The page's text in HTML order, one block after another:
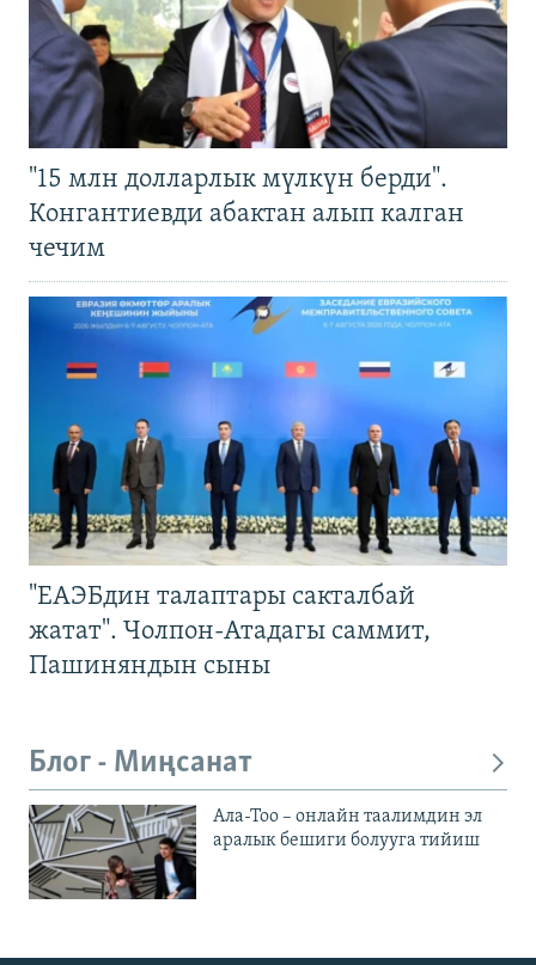
"15 млн долларлык мүлкүн берди".
Конгантиевди абактан алып калган
чечим
"ЕАЭБдин талаптары сакталбай
жатат". Чолпон-Атадагы саммит,
Пашиняндын сыны
Блог - Миңсанат
Ала-Тоо – онлайн таалимдин эл
аралык бешиги болууга тийиш